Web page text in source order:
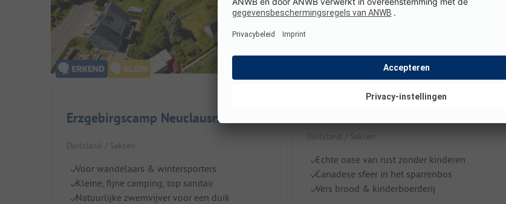
Erzgebirgscamp Neuclausnitz
Duitsland / Saksen
Voor wandelaars & wintersporters
Kleine, fijne camping, top sanitair
Natuurlijke zwemvijver voor een duik
Duitsland / Saksen
Echte oase van rust zonder kinderen
Canadese sfeer in het sparrenbos
Vers brood & kinderboerderij